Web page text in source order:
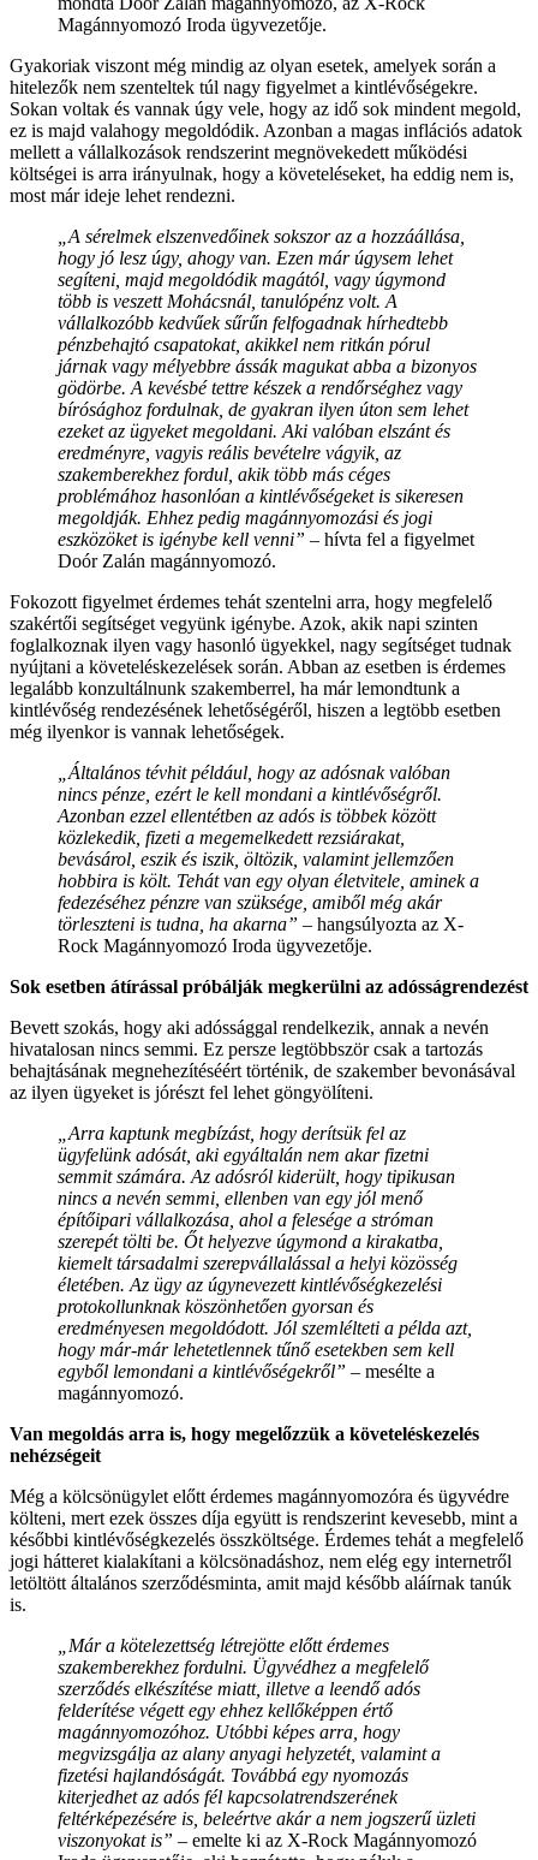
Magánnyomozó Iroda ügyvezetője.
Gyakoriak viszont még mindig az olyan esetek, amelyek során a
hitelezők nem szenteltek túl nagy figyelmet a kintlévőségekre.
Sokan voltak és vannak úgy vele, hogy az idő sok mindent megold,
ez is majd valahogy megoldódik. Azonban a magas inflációs adatok
mellett a vállalkozások rendszerint megnövekedett működési
költségei is arra irányulnak, hogy a követeléseket, ha eddig nem is,
most már ideje lehet rendezni.
„A sérelmek elszenvedőinek sokszor az a hozzáállása,
hogy jó lesz úgy, ahogy van. Ezen már úgysem lehet
segíteni, majd megoldódik magától, vagy úgymond
több is veszett Mohácsnál, tanulópénz volt. A
vállalkozóbb kedvűek sűrűn felfogadnak hírhedtebb
pénzbehajtó csapatokat, akikkel nem ritkán pórul
járnak vagy mélyebbre ássák magukat abba a bizonyos
gödörbe. A kevésbé tettre készek a rendőrséghez vagy
bírósághoz fordulnak, de gyakran ilyen úton sem lehet
ezeket az ügyeket megoldani. Aki valóban elszánt és
eredményre, vagyis reális bevételre vágyik, az
szakemberekhez fordul, akik több más céges
problémához hasonlóan a kintlévőségeket is sikeresen
megoldják. Ehhez pedig magánnyomozási és jogi
eszközöket is igénybe kell venni” – hívta fel a figyelmet
Doór Zalán magánnyomozó.
Fokozott figyelmet érdemes tehát szentelni arra, hogy megfelelő
szakértői segítséget vegyünk igénybe. Azok, akik napi szinten
foglalkoznak ilyen vagy hasonló ügyekkel, nagy segítséget tudnak
nyújtani a követeléskezelések során. Abban az esetben is érdemes
legalább konzultálnunk szakemberrel, ha már lemondtunk a
kintlévőség rendezésének lehetőségéről, hiszen a legtöbb esetben
még ilyenkor is vannak lehetőségek.
„Általános tévhit például, hogy az adósnak valóban
nincs pénze, ezért le kell mondani a kintlévőségről.
Azonban ezzel ellentétben az adós is többek között
közlekedik, fizeti a megemelkedett rezsiárakat,
bevásárol, eszik és iszik, öltözik, valamint jellemzően
hobbira is költ. Tehát van egy olyan életvitele, aminek a
fedezéséhez pénzre van szüksége, amiből még akár
törleszteni is tudna, ha akarna” – hangsúlyozta az X-
Rock Magánnyomozó Iroda ügyvezetője.
Sok esetben átírással próbálják megkerülni az adósságrendezést
Bevett szokás, hogy aki adóssággal rendelkezik, annak a nevén
hivatalosan nincs semmi. Ez persze legtöbbször csak a tartozás
behajtásának megnehezítéséért történik, de szakember bevonásával
az ilyen ügyeket is jórészt fel lehet göngyölíteni.
„Arra kaptunk megbízást, hogy derítsük fel az
ügyfelünk adósát, aki egyáltalán nem akar fizetni
semmit számára. Az adósról kiderült, hogy tipikusan
nincs a nevén semmi, ellenben van egy jól menő
építőipari vállalkozása, ahol a felesége a stróman
szerepét tölti be. Őt helyezve úgymond a kirakatba,
kiemelt társadalmi szerepvállalással a helyi közösség
életében. Az ügy az úgynevezett kintlévőségkezelési
protokollunknak köszönhetően gyorsan és
eredményesen megoldódott. Jól szemlélteti a példa azt,
hogy már-már lehetetlennek tűnő esetekben sem kell
egyből lemondani a kintlévőségekről” – mesélte a
magánnyomozó.
Van megoldás arra is, hogy megelőzzük a követeléskezelés
nehézségeit
Még a kölcsönügylet előtt érdemes magánnyomozóra és ügyvédre
költeni, mert ezek összes díja együtt is rendszerint kevesebb, mint a
későbbi kintlévőségkezelés összköltsége. Érdemes tehát a megfelelő
jogi hátteret kialakítani a kölcsönadáshoz, nem elég egy internetről
letöltött általános szerződésminta, amit majd később aláírnak tanúk
is.
„Már a kötelezettség létrejötte előtt érdemes
szakemberekhez fordulni. Ügyvédhez a megfelelő
szerződés elkészítése miatt, illetve a leendő adós
felderítése végett egy ehhez kellőképpen értő
magánnyomozóhoz. Utóbbi képes arra, hogy
megvizsgálja az alany anyagi helyzetét, valamint a
fizetési hajlandóságát. Továbbá egy nyomozás
kiterjedhet az adós fél kapcsolatrendszerének
feltérképezésére is, beleértve akár a nem jogszerű üzleti
viszonyokat is” – emelte ki az X-Rock Magánnyomozó